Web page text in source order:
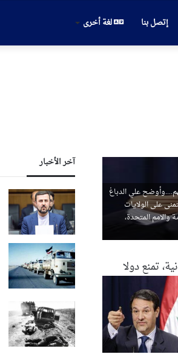
إتصل بنا لغة أخرى
علي الدباغ
على الولايات
والامم المتحدة،
تمنع دولا
آخر الأخبار